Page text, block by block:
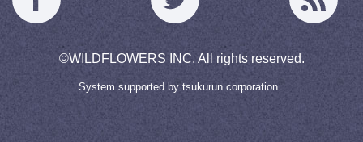
©WILDFLOWERS INC. All rights reserved.
System supported by tsukurun corporation..